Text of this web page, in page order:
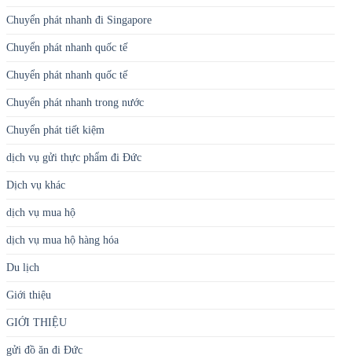
Chuyển phát nhanh đi Singapore
Chuyển phát nhanh quốc tế
Chuyển phát nhanh quốc tế
Chuyển phát nhanh trong nước
Chuyển phát tiết kiệm
dịch vụ gửi thực phẩm đi Đức
Dịch vụ khác
dịch vụ mua hộ
dịch vụ mua hộ hàng hóa
Du lịch
Giới thiệu
GIỚI THIỆU
gửi đồ ăn đi Đức